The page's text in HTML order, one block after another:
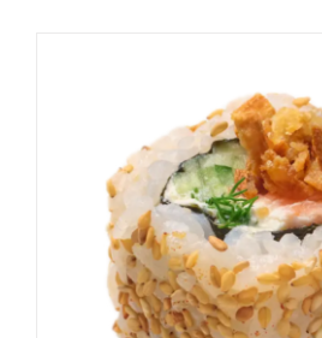
DODAJ DO KOSZYKA /